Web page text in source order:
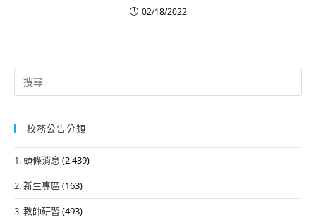
02/18/2022
Search
for:
校務公告分類
1. 頭條消息 (2,439)
2. 新生專區 (163)
3. 教師研習 (493)